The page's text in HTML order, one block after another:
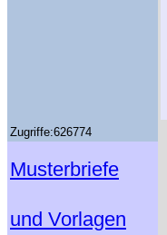
Zugriffe:626774
Musterbriefe
und Vorlagen